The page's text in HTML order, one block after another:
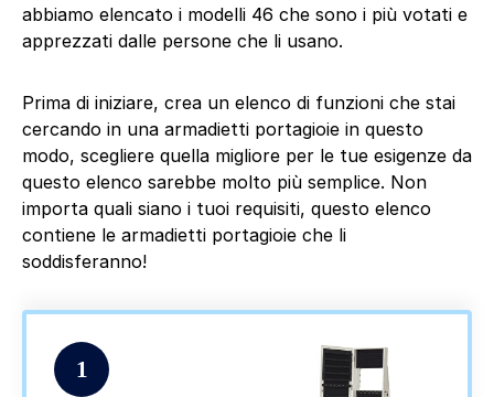
abbiamo elencato i modelli 46 che sono i più votati e
apprezzati dalle persone che li usano.
Prima di iniziare, crea un elenco di funzioni che stai
cercando in una armadietti portagioie in questo
modo, scegliere quella migliore per le tue esigenze da
questo elenco sarebbe molto più semplice. Non
importa quali siano i tuoi requisiti, questo elenco
contiene le armadietti portagioie che li
soddisferanno!
1